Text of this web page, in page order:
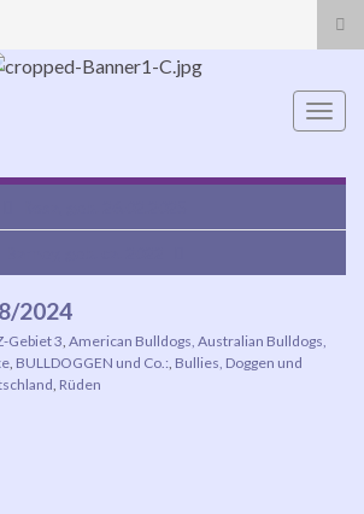
for:
2024
Gebiet 3 American Bulldogs, Australian Bulldogs,
BULLDOGGEN und Co.: Bullies, Doggen und
Rüden